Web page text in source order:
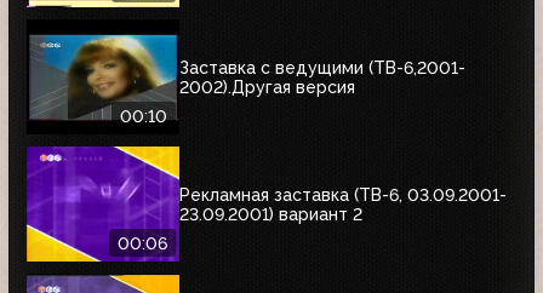
00:10
Заставка с ведущими (ТВ-6,2001-
2002).Другая версия
00:06
Рекламная заставка (ТВ-6, 03.09.2001-
23.09.2001) вариант 2